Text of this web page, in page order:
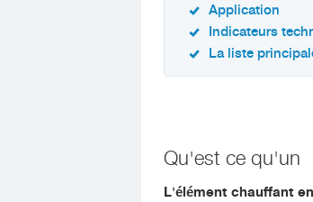
Application
Indicateurs
La liste
Qu'est ce qu'un
L'élément chauffant